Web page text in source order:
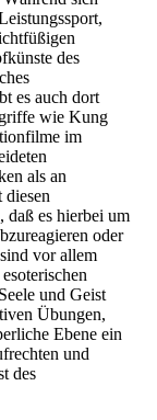
des
es auch dort
wie Kung
im
als an
daß es hierbei um
oder
vor allem
und Geist
Übungen,
Ebene ein
und
des